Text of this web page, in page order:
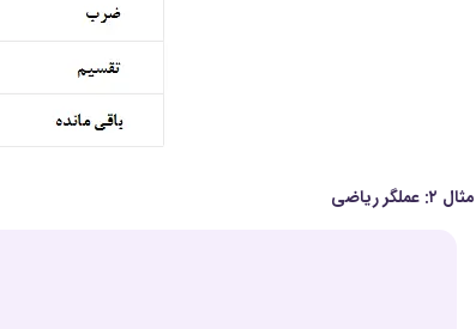
مثال ۲: عملگر ریاضی